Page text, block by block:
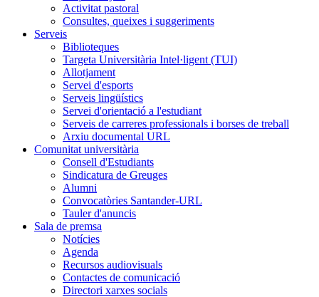
Activitat pastoral
Consultes, queixes i suggeriments
Serveis
Biblioteques
Targeta Universitària Intel·ligent (TUI)
Allotjament
Servei d'esports
Serveis lingüístics
Servei d'orientació a l'estudiant
Serveis de carreres professionals i borses de treball
Arxiu documental URL
Comunitat universitària
Consell d'Estudiants
Sindicatura de Greuges
Alumni
Convocatòries Santander-URL
Tauler d'anuncis
Sala de premsa
Notícies
Agenda
Recursos audiovisuals
Contactes de comunicació
Directori xarxes socials